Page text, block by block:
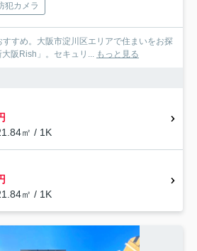
犯カメラ
すめ。大阪市淀川区エリアで住まいをお探
阪Rish」。セキュリ... もっと見る
㎡ / 1K
㎡ / 1K